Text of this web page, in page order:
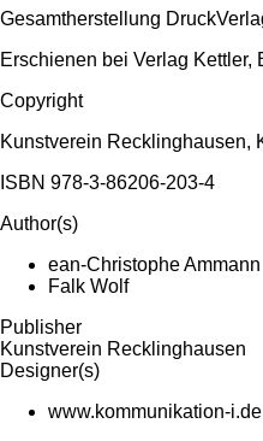
Gesamtherstellung
Erschienen bei Verlag Kettler,
Copyright
Kunstverein Recklinghausen,
ISBN 978-3-86206-203-4
Author(s)
ean-Christophe Ammann
Falk Wolf
Publisher
Kunstverein Recklinghausen
Designer(s)
www.kommunikation-